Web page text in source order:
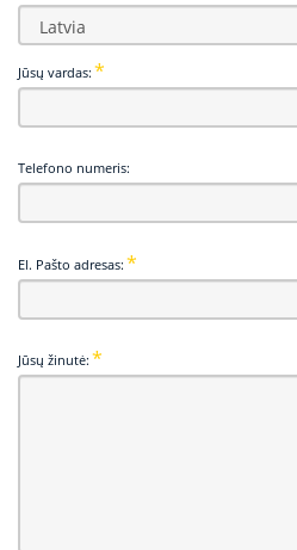
Jūsų vardas:
Telefono numeris:
El. Pašto adresas:
Jūsų žinutė: